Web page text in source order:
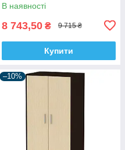
В наявності
8 743,50 ₴ 9 715 ₴
Купити
–10%